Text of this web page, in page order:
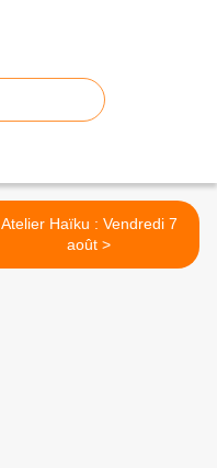
Atelier Haïku : Vendredi 7
août >